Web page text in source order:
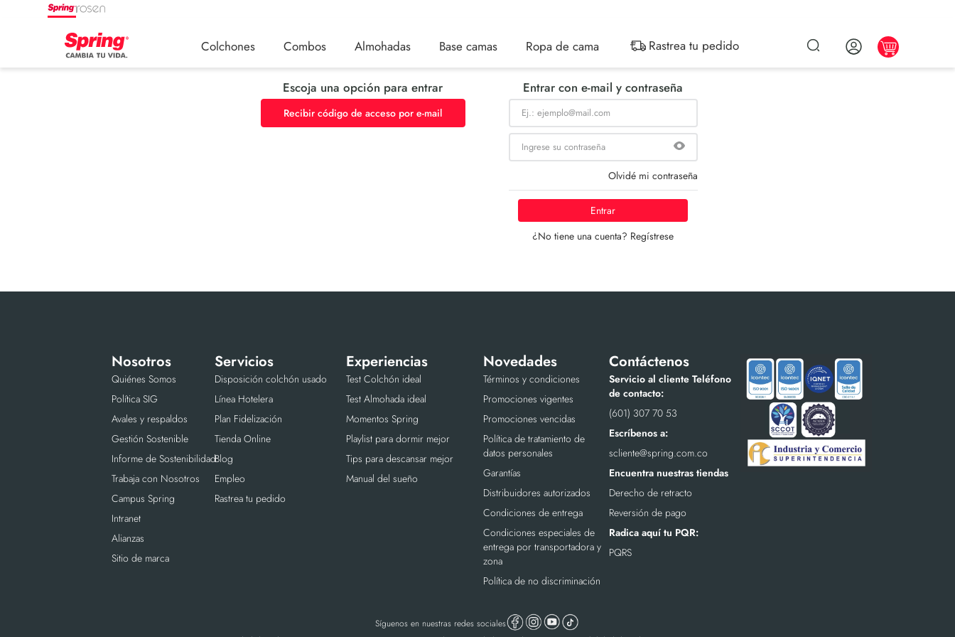
Colchones Combos Almohadas Base camas Ropa de cama Rastrea tu pedido
Escoja una opción para entrar
Recibir código de acceso por e-mail
Entrar con e-mail y contraseña
Olvidé mi contraseña
Entrar
¿No tiene una cuenta? Regístrese
Nosotros
Quiénes Somos
Política SIG
Avales y respaldos
Gestión Sostenible
Informe de Sostenibilidad
Trabaja con Nosotros
Campus Spring
Intranet
Alianzas
Sitio de marca
Servicios
Disposición colchón usado
Línea Hotelera
Plan Fidelización
Tienda Online
Blog
Empleo
Rastrea tu pedido
Experiencias
Test Colchón ideal
Test Almohada ideal
Momentos Spring
Playlist para dormir mejor
Tips para descansar mejor
Manual del sueño
Novedades
Términos y condiciones
Promociones vigentes
Promociones vencidas
Política de tratamiento de
datos personales
Garantías
Distribuidores autorizados
Condiciones de entrega
Condiciones especiales de
entrega por transportadora y
zona
Política de no discriminación
Contáctenos
Servicio al cliente Teléfono
de contacto:
(601) 307 70 53
Escríbenos a:
scliente@spring.com.co
Encuentra nuestras tiendas
Derecho de retracto
Reversión de pago
Radica aquí tu PQR:
PQRS
Síguenos en nuestras redes sociales